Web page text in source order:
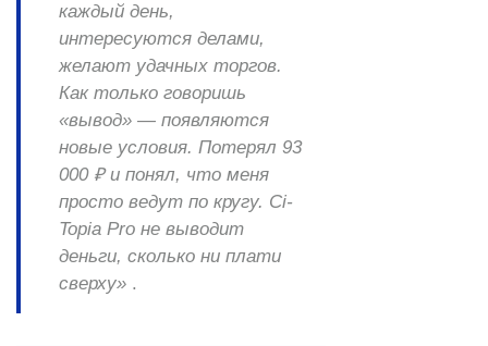
каждый день,
интересуются делами,
желают удачных торгов.
Как только говоришь
«вывод» — появляются
новые условия. Потерял 93
000 ₽ и понял, что меня
просто ведут по кругу. Ci-
Topia Pro не выводит
деньги, сколько ни плати
сверху» .